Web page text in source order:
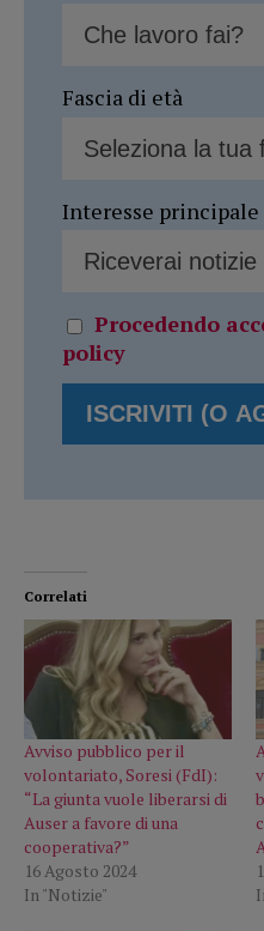
Fascia di età
Interesse principale
Procedendo
policy
Correlati
Avviso pubblico per il
volontariato, Soresi (FdI):
“La giunta vuole liberarsi di
Auser a favore di una
cooperativa?”
16 Agosto 2024
In "Notizie"